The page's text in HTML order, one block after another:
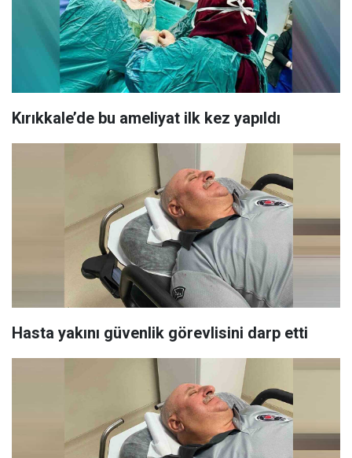
Kırıkkale’de bu ameliyat ilk kez yapıldı
Hasta yakını güvenlik görevlisini darp etti